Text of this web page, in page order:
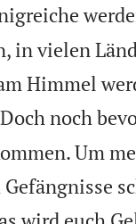
in vielen
Himmel
Doch noch
Um
Gefängnisse